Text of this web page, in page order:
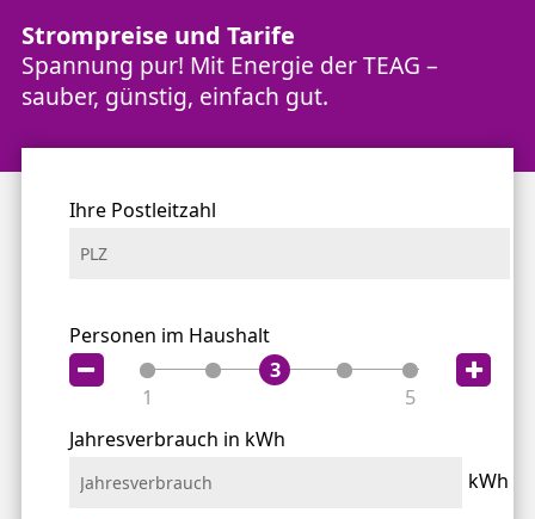
Strompreise und Tarife
Spannung pur! Mit Energie der TEAG –
sauber, günstig, einfach gut.
Für eine leichtere Orientierung empfehlen wir
Ihre Postleitzahl
Personen im Haushalt
1
3
5
Jahresverbrauch in kWh
kWh